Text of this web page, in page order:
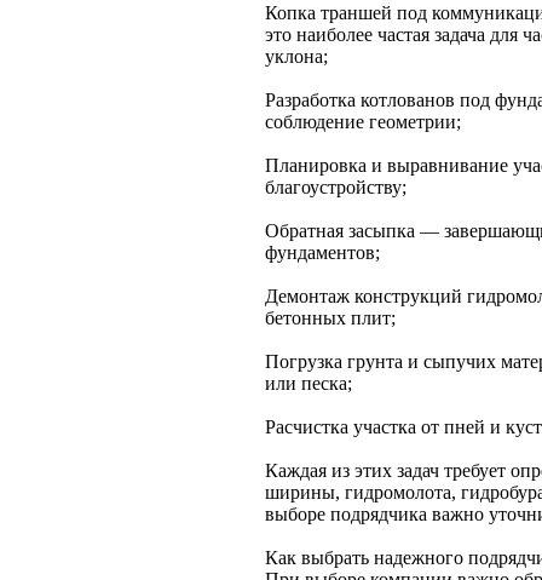
Копка траншей под
это наиболее частая задача для
уклона;
Разработка котлованов под
соблюдение геометрии;
Планировка и выравнивание
благоустройству;
Обратная засыпка —
фундаментов;
Демонтаж конструкций
бетонных плит;
Погрузка грунта и сыпучих
или песка;
Расчистка участка от пней и
Каждая из этих задач требует
ширины, гидромолота,
выборе подрядчика важно
Как выбрать надежного